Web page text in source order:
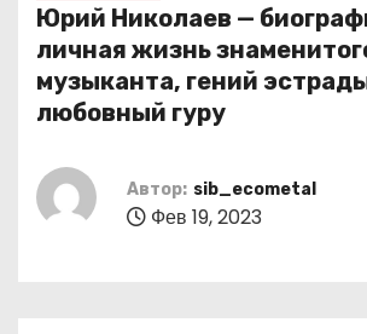
Юрий Николаев —
личная жизнь
музыканта, гений
любовный гуру
Автор: sib_ecometal
Фев 19, 2023